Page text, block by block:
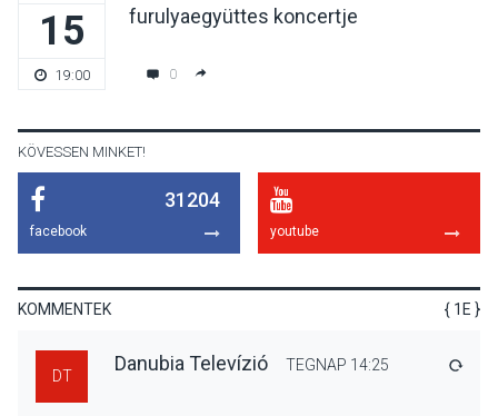
KULTÚRA
15
19:00
furulyaegyüttes koncertje
0
KÖVESSEN MINKET!
31204
facebook youtube
KOMMENTEK { 1E }
DT
Danubia Televízió TEGNAP 14:25